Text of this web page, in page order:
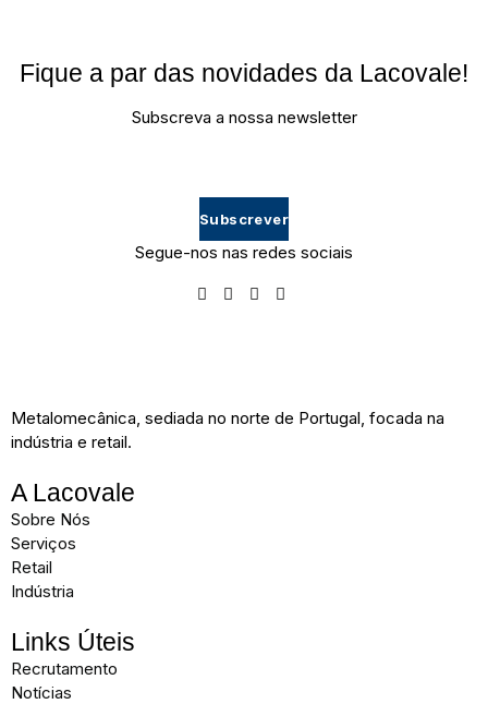
Fique a par das novidades da Lacovale!
Subscreva a nossa newsletter
Subscrever
Segue-nos nas redes sociais
Metalomecânica, sediada no norte de Portugal, focada na
indústria e retail.
A Lacovale
Sobre Nós
Serviços
Retail
Indústria
Links Úteis
Recrutamento
Notícias